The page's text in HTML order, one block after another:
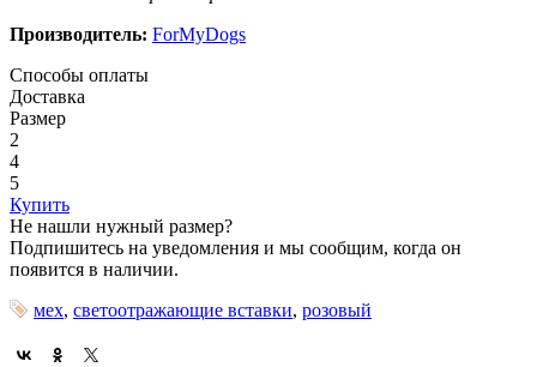
Производитель: ForMyDogs
Способы оплаты
Доставка
Размер
2
4
5
Купить
Не нашли нужный размер?
Подпишитесь на уведомления и мы сообщим, когда он
появится в наличии.
мех, светоотражающие вставки, розовый